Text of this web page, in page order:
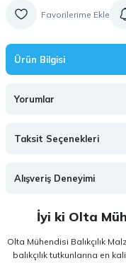
Ürün Bilgisi
Yorumlar
Taksit Seçenekleri
Alışveriş Deneyimi
İyi ki Olta
Olta Mühendisi Balıkçılık
balıkçılık tutkunlarına en